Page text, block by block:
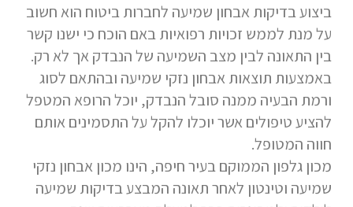
ביצוע בדיקות אבחון שמיעה לחברות ביטוח הוא חשוב
על מנת לממש זכויות רפואיות באם הוכח כי ישנו קשר
בין התאונה לבין מצב השמיעה של הנבדק אך לא רק.
באמצעות תוצאות אבחון נזקי שמיעה ובהתאם לסוג
ורמת הבעיה ממנה סובל הנבדק, יוכל הרופא המטפל
להציע טיפולים אשר יוכלו להקל על התסמינים אותם
חווה המטופל.
מכון גלפון הממוקם בעיר חיפה, הינו מכון אבחון נזקי
שמיעה וטינטון לאחר תאונה המבצע בדיקות שמיעה